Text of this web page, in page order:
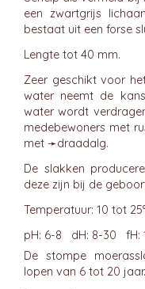
een zwartgrijs
bestaat uit een forse
Lengte tot 40 mm.
Zeer geschikt voor
water neemt de
water wordt
medebewoners met
met ➛draadalg.
De slakken
deze zijn bij de
Temperatuur: 10 tot
pH: 6-8 dH: 8-30 fH:
De stompe
lopen van 6 tot 20 jaar.